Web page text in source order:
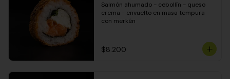
Salmón ahumado - cebollín - queso
crema - envuelto en masa tempura
con merkén
$8.200